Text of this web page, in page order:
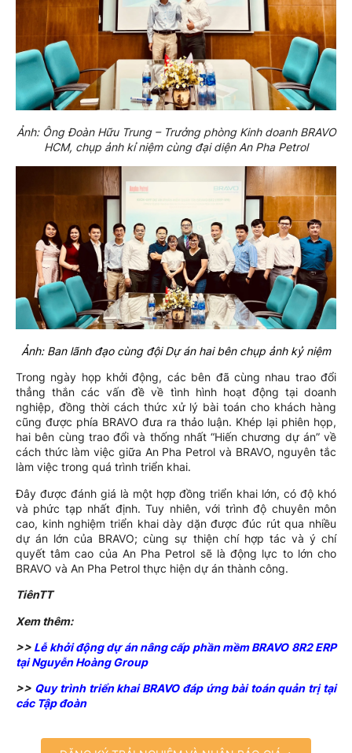
Ảnh: Ông Đoàn Hữu Trung – Trưởng phòng Kinh doanh BRAVO
HCM, chụp ảnh kỉ niệm cùng đại diện An Pha Petrol
Ảnh: Ban lãnh đạo cùng đội Dự án hai bên chụp ảnh kỷ niệm
Trong ngày họp khởi động, các bên đã cùng nhau trao đổi
thẳng thắn các vấn đề về tình hình hoạt động tại doanh
nghiệp, đồng thời cách thức xử lý bài toán cho khách hàng
cũng được phía BRAVO đưa ra thảo luận. Khép lại phiên họp,
hai bên cùng trao đổi và thống nhất “Hiến chương dự án” về
cách thức làm việc giữa An Pha Petrol và BRAVO, nguyên tắc
làm việc trong quá trình triển khai.
Đây được đánh giá là một hợp đồng triển khai lớn, có độ khó
và phức tạp nhất định. Tuy nhiên, với trình độ chuyên môn
cao, kinh nghiệm triển khai dày dặn được đúc rút qua nhiều
dự án lớn của BRAVO; cùng sự thiện chí hợp tác và ý chí
quyết tâm cao của An Pha Petrol sẽ là động lực to lớn cho
BRAVO và An Pha Petrol thực hiện dự án thành công.
TiênTT
Xem thêm:
>> Lễ khởi động dự án nâng cấp phần mềm BRAVO 8R2 ERP
tại Nguyễn Hoàng Group
>> Quy trình triển khai BRAVO đáp ứng bài toán quản trị tại
các Tập đoàn